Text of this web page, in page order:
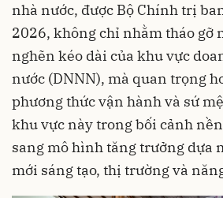
nhà nước, được Bộ Chính trị
2026, không chỉ nhằm tháo gỡ
nghẽn kéo dài của khu vực
nước (DNNN), mà quan trọng
phương thức vận hành và sứ
khu vực này trong bối cảnh
sang mô hình tăng trưởng dựa
mới sáng tạo, thị trường và